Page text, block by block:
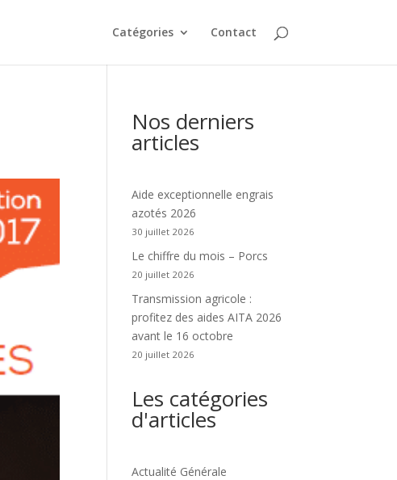
Catégories Contact
Nos derniers
articles
Aide exceptionnelle engrais
azotés 2026
30 juillet 2026
Le chiffre du mois – Porcs
20 juillet 2026
Transmission agricole :
profitez des aides AITA 2026
avant le 16 octobre
20 juillet 2026
Les catégories
d'articles
Actualité Générale